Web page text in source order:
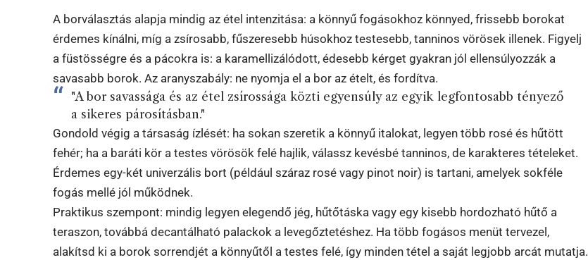
A borválasztás alapja mindig az étel intenzitása: a könnyű fogásokhoz könnyed, frissebb borokat
érdemes kínálni, míg a zsírosabb, fűszeresebb húsokhoz testesebb, tanninos vörösek illenek. Figyelj
a füstösségre és a pácokra is: a karamellizálódott, édesebb kérget gyakran jól ellensúlyozzák a
savasabb borok. Az aranyszabály: ne nyomja el a bor az ételt, és fordítva.
"A bor savassága és az étel zsírossága közti egyensúly az egyik legfontosabb tényező
a sikeres párosításban."
Gondold végig a társaság ízlését: ha sokan szeretik a könnyű italokat, legyen több rosé és hűtött
fehér; ha a baráti kör a testes vörösök felé hajlik, válassz kevésbé tanninos, de karakteres tételeket.
Érdemes egy-két univerzális bort (például száraz rosé vagy pinot noir) is tartani, amelyek sokféle
fogás mellé jól működnek.
Praktikus szempont: mindig legyen elegendő jég, hűtőtáska vagy egy kisebb hordozható hűtő a
teraszon, továbbá decantálható palackok a levegőztetéshez. Ha több fogásos menüt tervezel,
alakítsd ki a borok sorrendjét a könnyűtől a testes felé, így minden tétel a saját legjobb arcát mutatja.